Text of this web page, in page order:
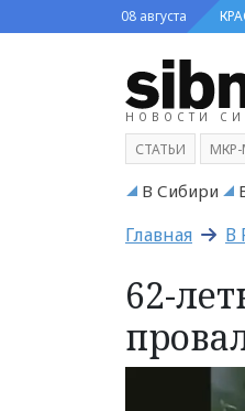
08 августа
НОВОСТИ
СТАТЬИ
В Сибири
Главная В
62-